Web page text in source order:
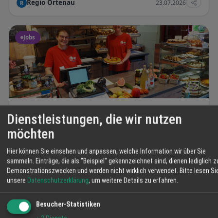
R Regio Ortenau 23.07.2026
Jobs
Du hast gerne Kontakt mit Kunden, liebst biologische Lebensmittel,
News
Dienstleistungen, die wir nutzen
möchten
Hier können Sie einsehen und anpassen, welche Information wir über Sie
sammeln. Einträge, die als "Beispiel" gekennzeichnet sind, dienen lediglich
Demonstrationszwecken und werden nicht wirklich verwendet. Bitte lesen
unsere Datenschutzerklärung, um weitere Details zu erfahren.
Besucher-Statistiken